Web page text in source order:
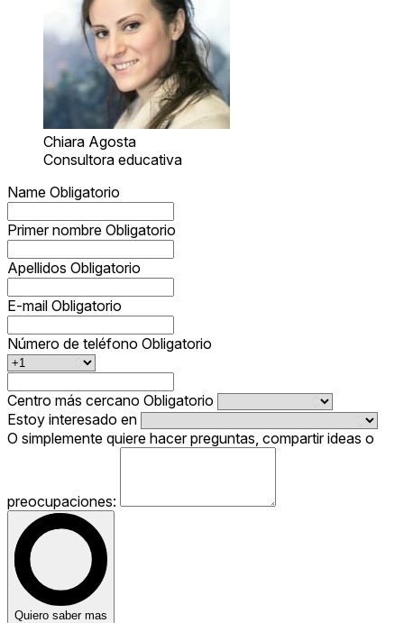
Chiara Agosta
Consultora educativa
Name Obligatorio
Primer nombre Obligatorio
Apellidos Obligatorio
E-mail Obligatorio
Número de teléfono Obligatorio
Centro más cercano Obligatorio
Estoy interesado en
O simplemente quiere hacer preguntas, compartir ideas o
preocupaciones:
Quiero saber mas